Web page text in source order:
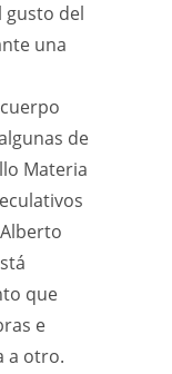
gusto del
una
de
Materia
que
e
a otro.